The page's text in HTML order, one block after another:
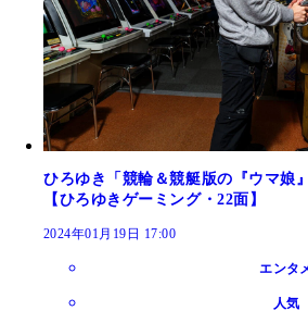
ひろゆき「競輪＆競艇版の『ウマ娘
【ひろゆきゲーミング・22面】
2024年01月19日 17:00
エンタ
人気